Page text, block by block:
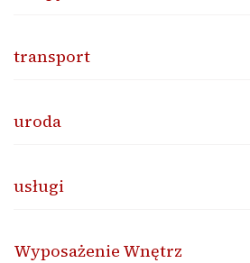
transport
uroda
usługi
Wyposażenie Wnętrz